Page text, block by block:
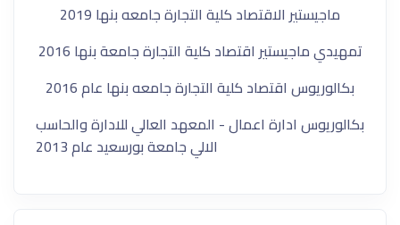
ماجيستير الاقتصاد كلية التجارة جامعه بنها 2019
تمهيدي ماجيستير اقتصاد كلية التجارة جامعة بنها 2016
بكالوريوس اقتصاد كلية التجارة جامعه بنها عام 2016
بكالوريوس ادارة اعمال - المعهد العالي للادارة والحاسب
الالي جامعة بورسعيد عام 2013